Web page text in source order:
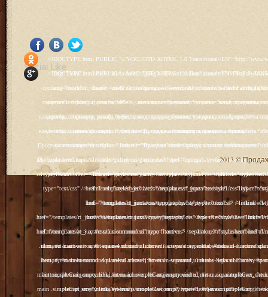
<!DOCTYPE html PUBLIC "-//W3C//DTD XHTML 1.0 Transitional//EN" "http://www.w3.org/TR/xhtml1/DTD/xhtml1-transitional.dtd"> <html xmlns="http://www.w3.org/1999/xhtml" xml:lang="ru-ru" lang="ru-ru" > <head> <meta name="google-site-verification" content="4vFPaFr8_T0N5uYcY4vh3M1DtIkbIJH6yDV7_NDqfJc" /> <base href="http://antik.1kzn.ru/" /> <meta http-equiv="content-type" content="text/html; charset=utf-8" /> <meta name="keywords" content="каталог антиквариат, часы продажа, старинные часы, напольные часы, настенные часы, каминные часы, мебель, старинные люстры, картины, торшеры, резьба, мебель, коллекционирование, чугунное литьё, предметы старины, реставрация, интерьер, модерн, классицизм, кресло, диван, мозаика, гарнитур, дуб, зеркало, светильник, канделябр, шифоньер, шкаф, буфет, комод, сундук, букинист, жирандоль, бронза" /> <meta name="rights" content="Продажа антиквариата http://antik.1kzn.ru" /> <meta name="author" content="Super User" /> <meta name="description" content="Продажа антиквариата, каталог антиквариата." /> <meta name="generator" content="Joomla! - Open Source Content Management" /> <title>Каталог антиквариата - Продажа антиквариата </title> <link rel="stylesheet" href="/plugins/system/rokbox/assets/styles/rokbox.css" type="text/css" /> <link rel="stylesheet" href="/libraries/gantry/css/grid-12.css" type="text/css" /> <link rel="stylesheet" href="/libraries/gantry/css/gantry.css" type="text/css" /> <link rel="stylesheet" href="/libraries/gantry/css/joomla.css" type="text/css" /> <link rel="stylesheet" href="/templates/rt_juxta/css/joomla.css" type="text/css" /> <link rel="stylesheet" href="/templates/rt_juxta/css/style1.css" type="text/css" /> <link rel="stylesheet" href="/templates/rt_juxta/css/demo-styles.css" type="text/css" /> <link rel="stylesheet" href="/templates/rt_juxta/css/template.css" type="text/css" /> <link rel="stylesheet" href="/templates/rt_juxta/css/template-firefox.css" type="text/css" /> <link rel="stylesheet" href="/templates/rt_juxta/css/typography.css" type="text/css" /> <link rel="stylesheet" href="/templates/rt_juxta/css/backgrounds.css" type="text/css" /> <link rel="stylesheet" href="/templates/rt_juxta/css/fusionmenu.css" type="text/css" /> <link rel="stylesheet" href="/modules/mod_roknewspager/themes/light/roknewspager.css" type="text/css" /> <style type="text/css"> #rt-main-surround ul.menu li.active > a, #rt-main-surround ul.menu li.active > .separator, #rt-main-surround ul.menu li.active > .item, #rt-main-surround .square4 ul.menu li:hover > a, #rt-main-surround .square4 ul.menu li:hover > .item, #rt-main-surround .square4 ul.menu li:hover > .separator, .roktabs-links ul li.active span, .menutop li:hover > .item, .menutop li.f-menuparent-itemfocus .item, .menutop li.active > .item {color:#660000;} a, .button, #rt-main-surround ul.menu a:hover, #rt-main-surround ul.menu .separator:hover, #rt-main-surround ul.menu .item:hover, .title1 .module-title .title, #rt-main .item_add:link, #rt-main .item_add:visited, #rt-main .simpleCart_empty:link, #rt-main .simpleCart_empty:visited, #rt-main .simpleCart_checkout:link, #rt-main .simpleCart_checkout:visited {color:#660000;} body #rt-logo {width:400px;height:200px;} </style> <script src="/media/system/js/mootools-core.js" type="text/javascript"></script> <script src="/media/system/js/core.js" type="text/javascript"></script> <script src="/media/
<!DOCTYPE html PUBLIC "-//W3C//DTD XHTML 1.0 Transitional//EN" "http://www.w3.org/TR/xhtml1/DTD/xhtml1-transitional.dtd"> <html xmlns="http://www.w3.org/1999/xhtml" xml:lang="ru-ru" lang="ru-ru" > <head> <meta name="google-site-verification" content="4vFPaFr8_T0N5uYcY4vh3M1DtIkbIJH6yDV7_NDqfJc" /> <base href="http://antik.1kzn.ru/" /> <meta http-equiv="content-type" content="text/html; charset=utf-8" /> <meta name="keywords" content="каталог антиквариат, часы продажа, старинные часы, напольные часы, настенные часы, каминные часы, мебель, старинные люстры, картины, торшеры, резьба, мебель, коллекционирование, чугунное литьё, предметы старины, реставрация, интерьер, модерн, классицизм, кресло, диван, мозаика, гарнитур, дуб, зеркало, светильник, канделябр, шифоньер, шкаф, буфет, комод, сундук, букинист, жирандоль, бронза" /> <meta name="rights" content="Продажа антиквариата http://antik.1kzn.ru" /> <meta name="author" content="Super User" /> <meta name="description" content="Продажа антиквариата, каталог антиквариата." /> <meta name="generator" content="Joomla! - Open Source Content Management" /> <title>Каталог антиквариата - Продажа антиквариата </title> <link rel="stylesheet" href="/plugins/system/rokbox/assets/styles/rokbox.css" type="text/css" /> <link rel="stylesheet" href="/libraries/gantry/css/grid-12.css" type="text/css" /> <link rel="stylesheet" href="/libraries/gantry/css/gantry.css" type="text/css" /> <link rel="stylesheet" href="/libraries/gantry/css/joomla.css" type="text/css" /> <link rel="stylesheet" href="/templates/rt_juxta/css/joomla.css" type="text/css" /> <link rel="stylesheet" href="/templates/rt_juxta/css/style1.css" type="text/css" /> <link rel="stylesheet" href="/templates/rt_juxta/css/demo-styles.css" type="text/css" /> <link rel="stylesheet" href="/templates/rt_juxta/css/template.css" type="text/css" /> <link rel="stylesheet" href="/templates/rt_juxta/css/template-firefox.css" type="text/css" /> <link rel="stylesheet" href="/templates/rt_juxta/css/typography.css" type="text/css" /> <link rel="stylesheet" href="/templates/rt_juxta/css/backgrounds.css" type="text/css" /> <link rel="stylesheet" href="/templates/rt_juxta/css/fusionmenu.css" type="text/css" /> <link rel="stylesheet" href="/modules/mod_roknewspager/themes/light/roknewspager.css" type="text/css" /> <style type="text/css"> #rt-main-surround ul.menu li.active > a, #rt-main-surround ul.menu li.active > .separator, #rt-main-surround ul.menu li.active > .item, #rt-main-surround .square4 ul.menu li:hover > a, #rt-main-surround .square4 ul.menu li:hover > .item, #rt-main-surround .square4 ul.menu li:hover > .separator, .roktabs-links ul li.active span, .menutop li:hover > .item, .menutop li.f-menuparent-itemfocus .item, .menutop li.active > .item {color:#660000;} a, .button, #rt-main-surround ul.menu a:hover, #rt-main-surround ul.menu .separator:hover, #rt-main-surround ul.menu .item:hover, .title1 .module-title .title, #rt-main .item_add:link, #rt-main .item_add:visited, #rt-main .simpleCart_empty:link, #rt-main .simpleCart_empty:visited, #rt-main .simpleCart_checkout:link, #rt-main .simpleCart_checkout:visited {color:#660000;} body #rt-logo {width:400px;height:200px;} </style> <script src="/media/system/js/mootools-core.js" type="text/javascript"></script> <script src="/media/system/js/core.js" type="text/javascript"></script> <script src="/media/
Social Like
2013 ©